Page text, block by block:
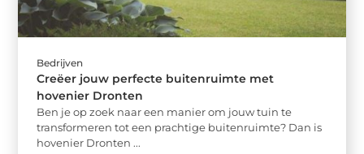
Bedrijven
Creëer jouw perfecte buitenruimte met
hovenier Dronten
Ben je op zoek naar een manier om jouw tuin te
transformeren tot een prachtige buitenruimte? Dan is
hovenier Dronten ...